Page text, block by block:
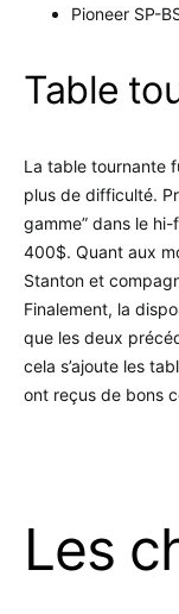
Pioneer SP-
Table
La table tournante
plus de difficulté.
gamme” dans le
400$. Quant aux
Stanton et
Finalement, la
que les deux
cela s’ajoute les
ont reçus de bons
Les